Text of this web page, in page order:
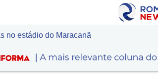
no estádio do Maracanã